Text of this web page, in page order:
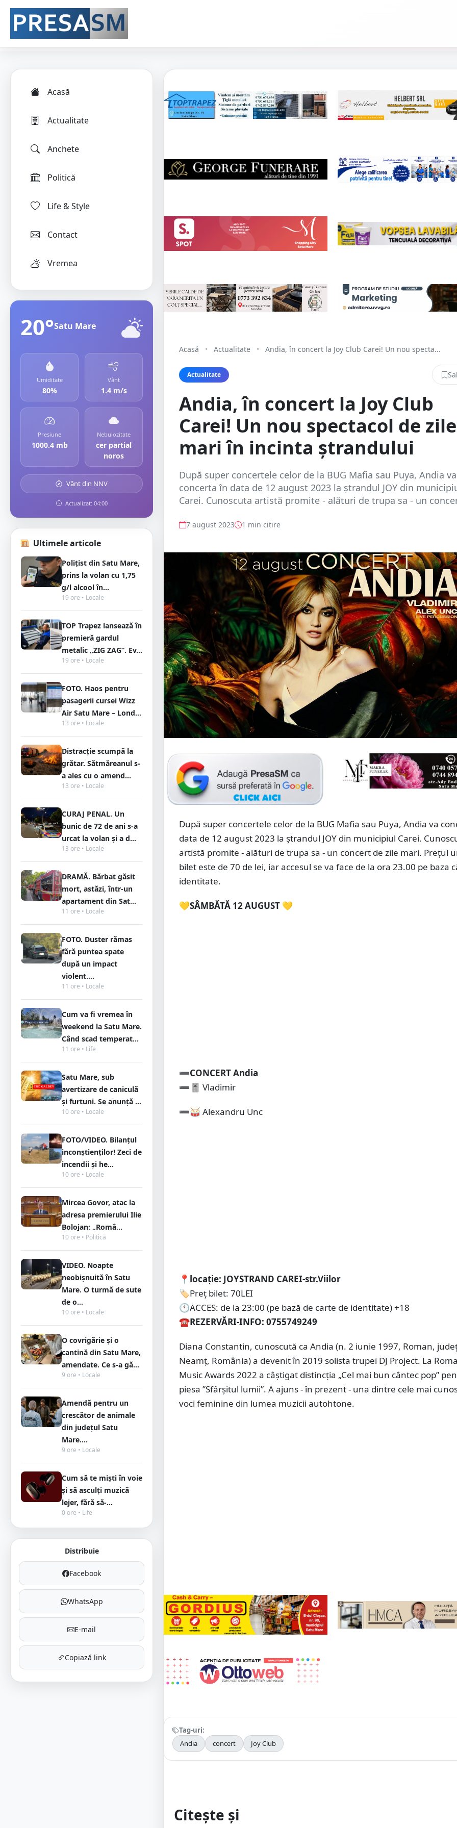
Acasă
Actualitate
Anchete
Politică
Life & Style
Contact
Vremea
20°Satu Mare
Umiditate
80%
Vânt
1.4 m/s
Presiune
1000.4 mb
Nebulozitate
cer partial
noros
Vânt din NNV
Actualizat: 04:00
Ultimele articole
Polițist din Satu Mare,
prins la volan cu 1,75
g/l alcool în...
19 ore • Locale
TOP Trapez lansează în
premieră gardul
metalic „ZIG ZAG”. Ev...
19 ore • Locale
FOTO. Haos pentru
pasagerii cursei Wizz
Air Satu Mare – Lond...
13 ore • Locale
Distracție scumpă la
grătar. Sătmăreanul s-
a ales cu o amend...
13 ore • Locale
CURAJ PENAL. Un
bunic de 72 de ani s-a
urcat la volan și a d...
13 ore • Locale
DRAMĂ. Bărbat găsit
mort, astăzi, într-un
apartament din Sat...
11 ore • Locale
FOTO. Duster rămas
fără puntea spate
după un impact
violent....
11 ore • Locale
Cum va fi vremea în
weekend la Satu Mare.
Când scad temperat...
11 ore • Life
Satu Mare, sub
avertizare de caniculă
și furtuni. Se anunță ...
10 ore • Locale
FOTO/VIDEO. Bilanțul
inconștienților! Zeci de
incendii și he...
10 ore • Locale
Mircea Govor, atac la
adresa premierului Ilie
Bolojan: „Româ...
10 ore • Politică
VIDEO. Noapte
neobișnuită în Satu
Mare. O turmă de sute
de o...
10 ore • Locale
O covrigărie și o
cantină din Satu Mare,
amendate. Ce s-a gă...
9 ore • Locale
Amendă pentru un
crescător de animale
din județul Satu
Mare....
9 ore • Locale
Cum să te miști în voie
și să asculți muzică
lejer, fără să-...
0 ore • Life
Distribuie
Facebook
WhatsApp
E-mail
Copiază link
Acasă • Actualitate • Andia, în concert la Joy Club Carei! Un nou specta...
Actualitate
Andia, în concert la Joy Club
Carei! Un nou spectacol de zile
mari în incinta ștrandului
După super concertele celor de la BUG Mafia sau Puya, Andia va
concerta în data de 12 august 2023 la ștrandul JOY din
Carei. Cunoscuta artistă promite - alături de trupa sa - un
7 august 2023 1 min citire
După super concertele celor de la BUG Mafia sau Puya, Andia va
data de 12 august 2023 la ștrandul JOY din municipiul Carei.
artistă promite - alături de trupa sa - un concert de zile mari. Prețul
bilet este de 70 de lei, iar accesul se va face de la ora 23.00 pe baza
identitate.
💛SÂMBĂTĂ 12 AUGUST 💛
➖CONCERT Andia
➖🎚️ Vladimir
➖🥁 Alexandru Unc
📍locație: JOYSTRAND CAREI-str.Viilor
🏷️Preț bilet: 70LEI
🕚ACCES: de la 23:00 (pe bază de carte de identitate) +18
☎REZERVĂRI-INFO: 0755749249
Diana Constantin, cunoscută ca Andia (n. 2 iunie 1997, Roman,
Neamț, România) a devenit în 2019 solista trupei DJ Project. La
Music Awards 2022 a câștigat distincția „Cel mai bun cântec pop”
piesa ”Sfârșitul lumii”. A ajuns - în prezent - una dintre cele mai
voci feminine din lumea muzicii autohtone.
Tag-uri:
Andia
concert Joy Club
Citește și